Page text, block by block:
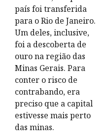
país foi transferida
para o Rio de Janeiro.
Um deles, inclusive,
foi a descoberta de
ouro na região das
Minas Gerais. Para
conter o risco de
contrabando, era
preciso que a capital
estivesse mais perto
das minas.